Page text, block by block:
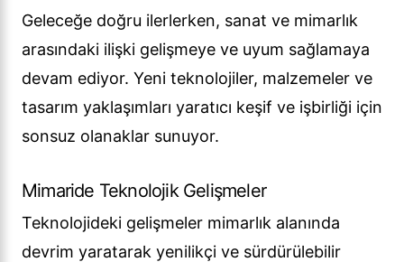
Geleceğe doğru ilerlerken, sanat ve mimarlık
arasındaki ilişki gelişmeye ve uyum sağlamaya
devam ediyor. Yeni teknolojiler, malzemeler ve
tasarım yaklaşımları yaratıcı keşif ve işbirliği için
sonsuz olanaklar sunuyor.
Mimaride Teknolojik Gelişmeler
Teknolojideki gelişmeler mimarlık alanında
devrim yaratarak yenilikçi ve sürdürülebilir